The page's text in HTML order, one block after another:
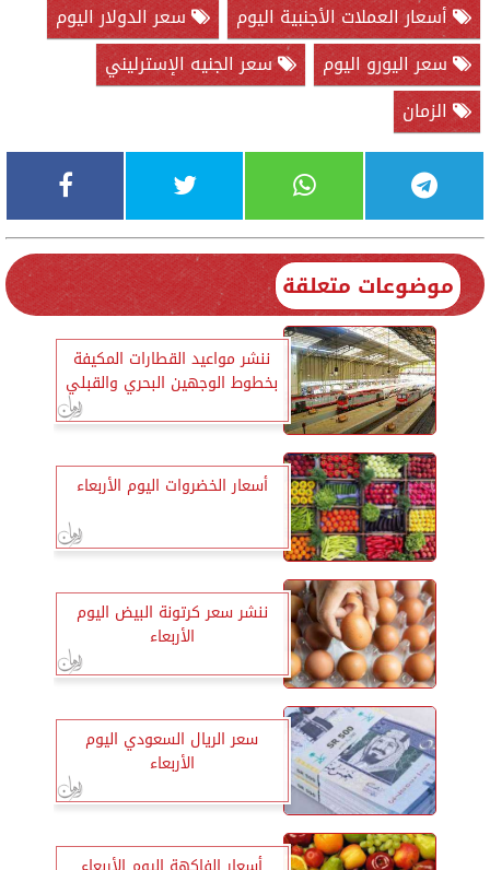
أسعار العملات الأجنبية اليوم
سعر الدولار اليوم
سعر اليورو اليوم
سعر الجنيه الإسترليني
الزمان
موضوعات متعلقة
ننشر مواعيد القطارات المكيفة
بخطوط الوجهين البحري والقبلي
أسعار الخضروات اليوم الأربعاء
ننشر سعر كرتونة البيض اليوم
الأربعاء
سعر الريال السعودي اليوم
الأربعاء